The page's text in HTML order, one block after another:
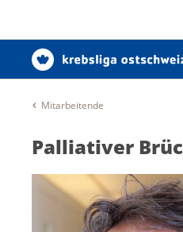
Mitarbeitende
Palliativer